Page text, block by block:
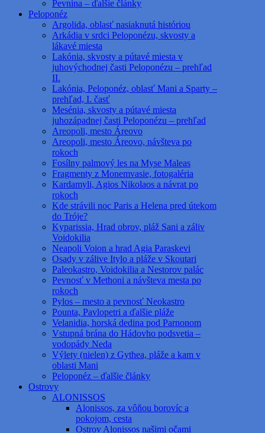
Pevnina – ďalšie články
Peloponéz
Argolida, oblasť nasiaknutá históriou
Arkádia v srdci Peloponézu, skvosty a
lákavé miesta
Lakónia, skvosty a pútavé miesta v
juhovýchodnej časti Peloponézu – prehľad
II.
Lakónia, Peloponéz, oblasť Mani a Sparty –
prehľad, I. časť
Mesénia, skvosty a pútavé miesta
juhozápadnej časti Peloponézu – prehľad
Areopoli, mesto Áreovo
Areopoli, mesto Áreovo, návšteva po
rokoch
Fosílny palmový les na Myse Maleas
Fragmenty z Monemvasie, fotogaléria
Kardamyli, Agios Nikolaos a návrat po
rokoch
Kde strávili noc Paris a Helena pred útekom
do Tróje?
Kyparissia, Hrad obrov, pláž Sani a záliv
Voidokilia
Neapoli Voion a hrad Agia Paraskevi
Osady v zálive Itylo a pláže v Skoutari
Paleokastro, Voidokilia a Nestorov palác
Pevnosť v Methoni a návšteva mesta po
rokoch
Pylos – mesto a pevnosť Neokastro
Pounta, Pavlopetri a ďalšie pláže
Velanidia, horská dedina pod Parnonom
Vstupná brána do Hádovho podsvetia –
vodopády Neda
Výlety (nielen) z Gythea, pláže a kam v
oblasti Mani
Peloponéz – ďalšie články
Ostrovy
ALONISSOS
Alonissos, za vôňou borovíc a
pokojom, cesta
Ostrov Alonissos našimi očami